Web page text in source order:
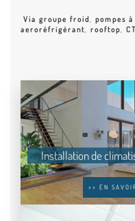
Via groupe froid, pompes
aeroréfrigérant, rooftop,
Installation de
>> EN